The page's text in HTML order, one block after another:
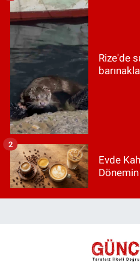
Rize'de
Evde
2